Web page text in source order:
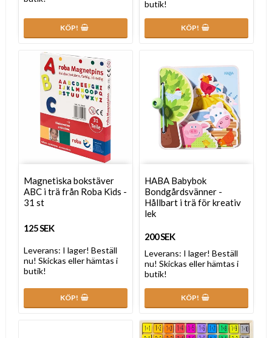
KÖP!
butik!
KÖP!
Magnetiska bokstäver
ABC i trä från Roba Kids -
31 st
125 SEK
Leverans: I lager! Beställ
nu! Skickas eller hämtas i
butik!
KÖP!
HABA Babybok
Bondgårdsvänner -
Hållbart i trä för kreativ
lek
200 SEK
Leverans: I lager! Beställ
nu! Skickas eller hämtas i
butik!
KÖP!